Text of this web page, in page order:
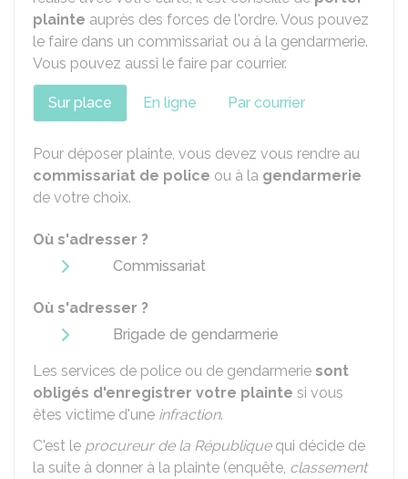
plainte auprès des forces de l'ordre. Vous pouvez
le faire dans un commissariat ou à la gendarmerie.
Vous pouvez aussi le faire par courrier.
Sur place En ligne Par courrier
Pour déposer plainte, vous devez vous rendre au
commissariat de police ou à la gendarmerie
de votre choix.
Où s'adresser ?
Commissariat
Où s'adresser ?
Brigade de gendarmerie
Les services de police ou de gendarmerie sont
obligés d'enregistrer votre plainte si vous
êtes victime d'une infraction.
C'est le procureur de la Républiquequi décide de
la suite à donner à la plainte (enquête, classement